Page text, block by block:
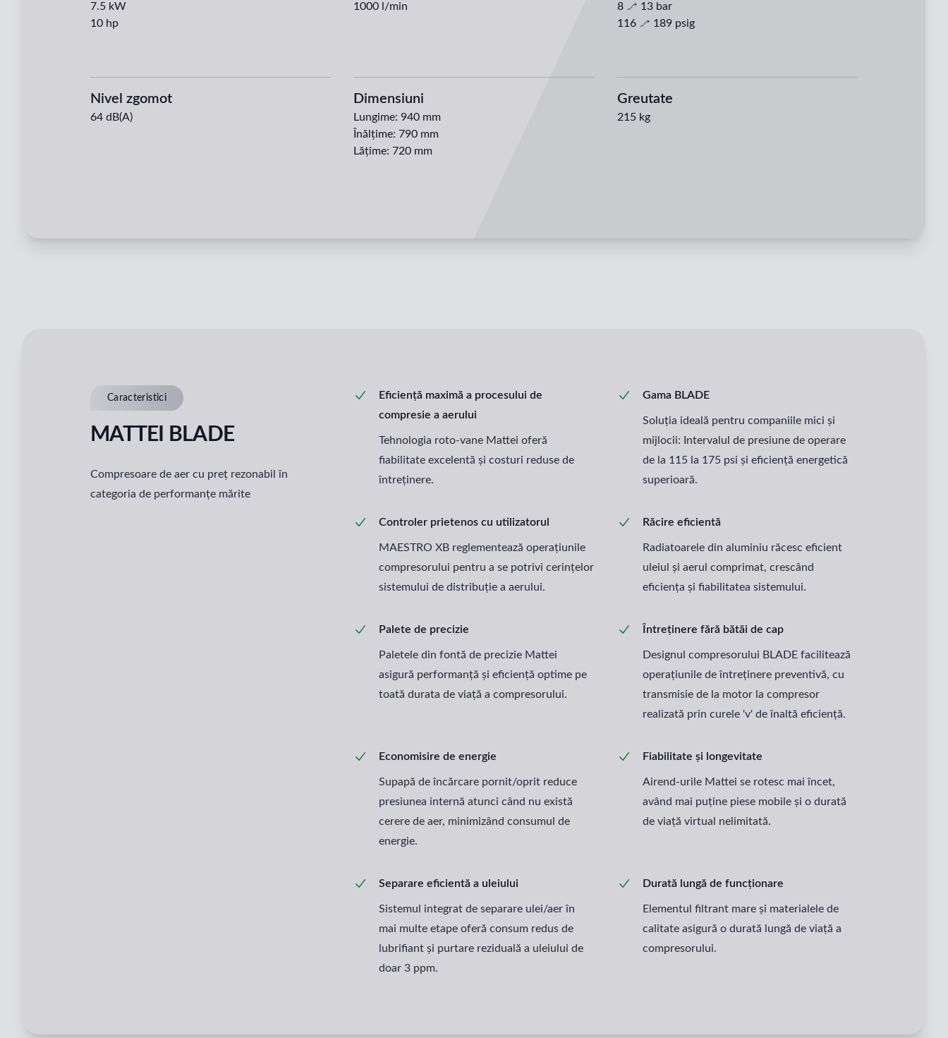
7.5 kW
10 hp
1000 l/min 8 13 bar
116
189psig
Nivel zgomot
64 dB(A)
Dimensiuni
Lungime: 940 mm
Înălțime:790 mm
Lățime:720 mm
Greutate
215 kg
Caracteristici
MATTEI BLADE
Compresoare de aer cu preț rezonabil în
categoria de performanțe mărite
Eficiență maximă a procesului de
compresie a aerului
Tehnologia roto-vane Mattei oferă
fiabilitate excelentă și costuri reduse de
întreținere.
Gama BLADE
Soluția ideală pentru companiile mici și
mijlocii: Intervalul de presiune de operare
de la 115 la 175 psi și eficiență energetică
superioară.
Controler prietenos cu utilizatorul
MAESTRO XB reglementează operațiunile
compresorului pentru a se potrivi cerințelor
sistemului de distribuție a aerului.
Răcire eficientă
Radiatoarele din aluminiu răcesc eficient
uleiul și aerul comprimat, crescând
eficiența și fiabilitatea sistemului.
Palete de precizie
Paletele din fontă de precizie Mattei
asigură performanță și eficiență optime pe
toată durata de viață a compresorului.
Întreținere fără bătăi de cap
Designul compresorului BLADE facilitează
operațiunile de întreținere preventivă, cu
transmisie de la motor la compresor
realizată prin curele 'v' de înaltă eficiență.
Economisire de energie
Supapă de încărcare pornit/oprit reduce
presiunea internă atunci când nu există
cerere de aer, minimizând consumul de
energie.
Fiabilitate și longevitate
Airend-urile Mattei se rotesc mai încet,
având mai puține piese mobile și o durată
de viață virtual nelimitată.
Separare eficientă a uleiului
Sistemul integrat de separare ulei/aer în
mai multe etape oferă consum redus de
lubrifiant și purtare reziduală a uleiului de
doar 3 ppm.
Durată lungă de funcționare
Elementul filtrant mare și materialele de
calitate asigură o durată lungă de viață a
compresorului.